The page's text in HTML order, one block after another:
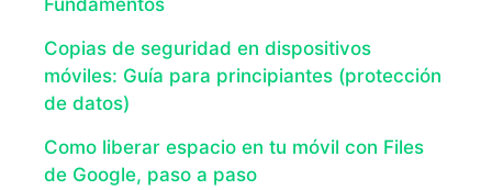
Copias de seguridad en dispositivos
móviles: Guía para principiantes (protección
de datos)
Como liberar espacio en tu móvil con Files
de Google, paso a paso